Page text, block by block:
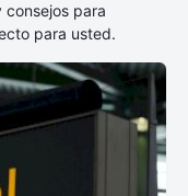
consejos para
para usted.